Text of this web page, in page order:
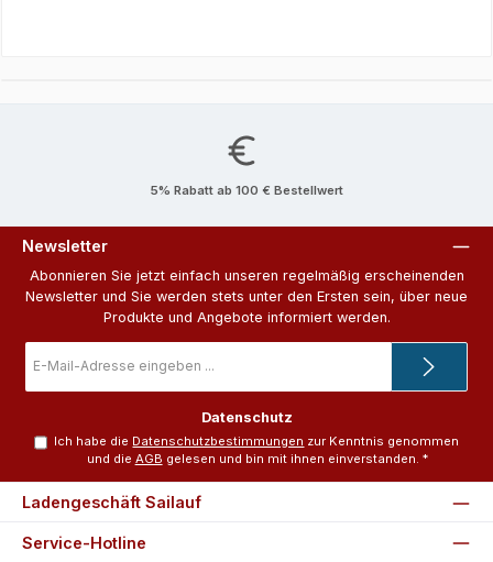
5% Rabatt ab 100 € Bestellwert
Newsletter
Abonnieren Sie jetzt einfach unseren regelmäßig erscheinenden
Newsletter und Sie werden stets unter den Ersten sein, über neue
Produkte und Angebote informiert werden.
Mail-
Datenschutz
Ich habe die Datenschutzbestimmungen zur Kenntnis genommen
und die AGB gelesen und bin mit ihnen einverstanden. *
Service-Hotline
Ladengeschäft Sailauf